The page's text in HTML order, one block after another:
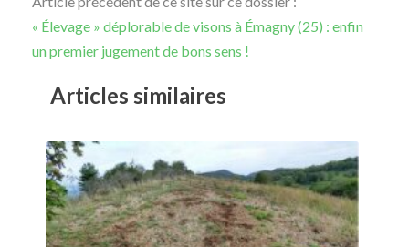
« Élevage » déplorable de visons à Émagny (25) : enfin
un premier jugement de bons sens !
Articles similaires